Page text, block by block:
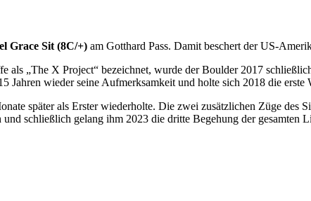
Grace Sit (8C/+) am Gotthard Pass. Damit beschert der US-
als „The X Project“ bezeichnet, wurde der Boulder 2017
wieder seine Aufmerksamkeit und holte sich 2018 die erste
später als Erster wiederholte. Die zwei zusätzlichen Züge des
schließlich gelang ihm 2023 die dritte Begehung der gesamten